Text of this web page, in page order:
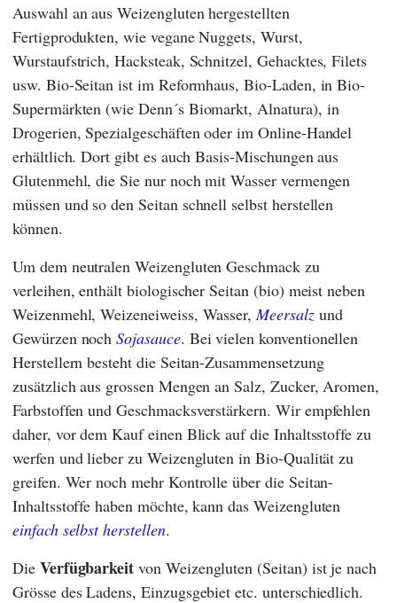
Auswahl an aus Weizengluten hergestellten
Fertigprodukten, wie vegane Nuggets, Wurst,
Wurstaufstrich, Hacksteak, Schnitzel, Gehacktes, Filets
usw. Bio-Seitan ist im Reformhaus, Bio-Laden, in Bio-
Supermärkten (wieDenn´s Biomarkt, Alnatura), in
Drogerien, Spezialgeschäften oder im Online-Handel
erhältlich. Dort gibt es auch Basis-Mischungen aus
Glutenmehl, die Sie nur noch mit Wasser vermengen
müssen und so den Seitan schnell selbst herstellen
können.
Um dem neutralen Weizengluten Geschmack zu
verleihen, enthält biologischer Seitan (bio) meist neben
Weizenmehl, Weizeneiweiss, Wasser, Meersalzund
Gewürzen nochSojasauce. Bei vielen konventionellen
Herstellern besteht die Seitan-Zusammensetzung
zusätzlich aus grossen Mengen an Salz, Zucker, Aromen,
Farbstoffen und Geschmacksverstärkern. Wir empfehlen
daher, vor dem Kauf einen Blick auf die Inhaltsstoffe zu
werfen und lieber zu Weizengluten in Bio-Qualität zu
greifen. Wer noch mehr Kontrolle über die Seitan-
Inhaltsstoffe haben möchte, kann das Weizengluten
einfach selbst herstellen.
Die Verfügbarkeit von Weizengluten (Seitan) ist je nach
Grösse des Ladens, Einzugsgebiet etc. unterschiedlich.